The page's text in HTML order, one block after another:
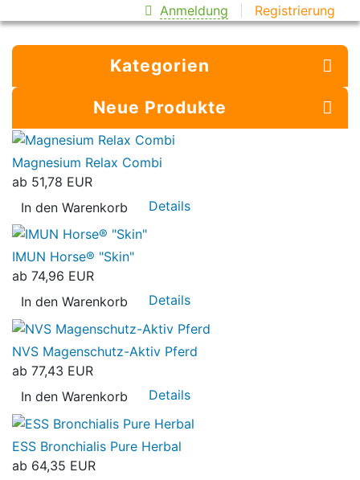
Anmeldung Registrierung
Kategorien
Neue Produkte
Magnesium Relax Combi
ab 51,78 EUR
In den Warenkorb
Details
IMUN Horse® "Skin"
ab 74,96 EUR
In den Warenkorb
Details
NVS Magenschutz-Aktiv Pferd
ab 77,43 EUR
In den Warenkorb
Details
ESS Bronchialis Pure Herbal
ab 64,35 EUR